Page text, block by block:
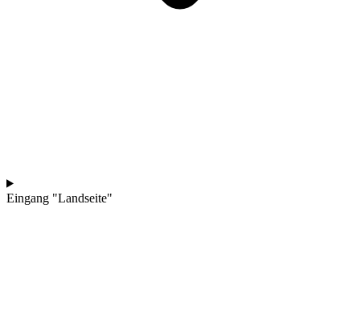
Eingang "Landseite"